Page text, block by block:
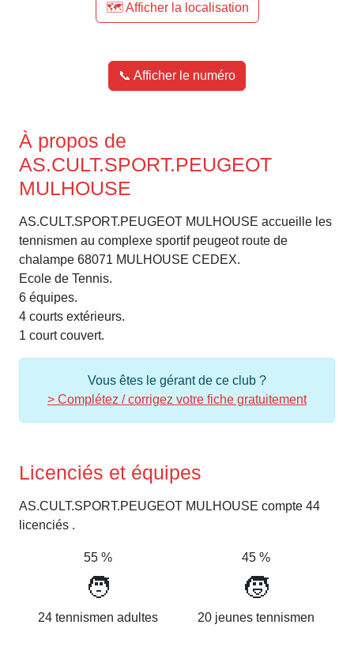
🗺️ Afficher la localisation
📞 Afficher le numéro
À propos de
AS.CULT.SPORT.PEUGEOT
MULHOUSE
AS.CULT.SPORT.PEUGEOT MULHOUSE accueille les
tennismen au complexe sportif peugeot route de
chalampe 68071 MULHOUSE CEDEX.
Ecole de Tennis.
6 équipes.
4 courts extérieurs.
1 court couvert.
Vous êtes le gérant de ce club ?
> Complétez / corrigez votre fiche gratuitement
Licenciés et équipes
AS.CULT.SPORT.PEUGEOT MULHOUSE compte 44
licenciés .
55 % 45 %
🧑 🧒
24 tennismen adultes 20 jeunes tennismen